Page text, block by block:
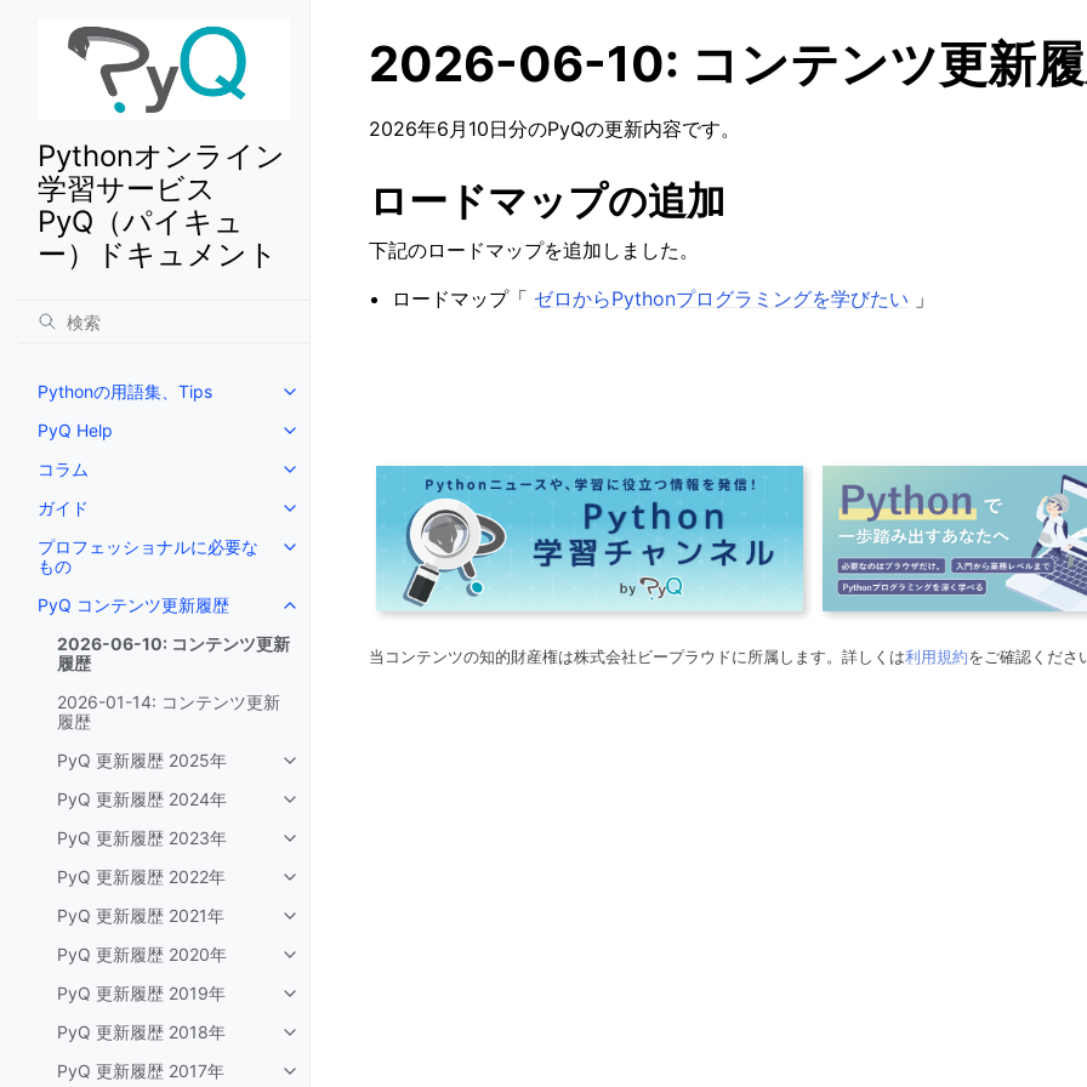
Pythonオンライン
学習サービス
PyQ（パイキュ
ー）ドキュメント
Pythonの用語集、Tips
PyQ Help
コラム
ガイド
プロフェッショナルに必要な
もの
PyQ コンテンツ更新履歴
2026-06-10: コンテンツ更新
履歴
2026-01-14: コンテンツ更新
履歴
PyQ 更新履歴 2025年
PyQ 更新履歴 2024年
PyQ 更新履歴 2023年
PyQ 更新履歴 2022年
PyQ 更新履歴 2021年
PyQ 更新履歴 2020年
PyQ 更新履歴 2019年
PyQ 更新履歴 2018年
PyQ 更新履歴 2017年
2026-06-10: コンテンツ更新
2026年6月10日分のPyQの更新内容です。
ロードマップの追加
下記のロードマップを追加しました。
ロードマップ「 ゼロからPythonプログラミングを学びたい 」
当コンテンツの知的財産権は株式会社ビープラウドに所属します。詳しくは利用規約をご確認くださ